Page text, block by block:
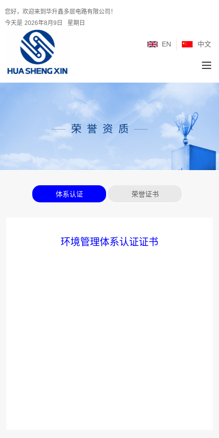
您好，欢迎来到华升鑫多层电路有限公司！
今天是 2026年8月9日 星期日
中文
EN
体系认证 荣誉证书
环境管理体系认证证书